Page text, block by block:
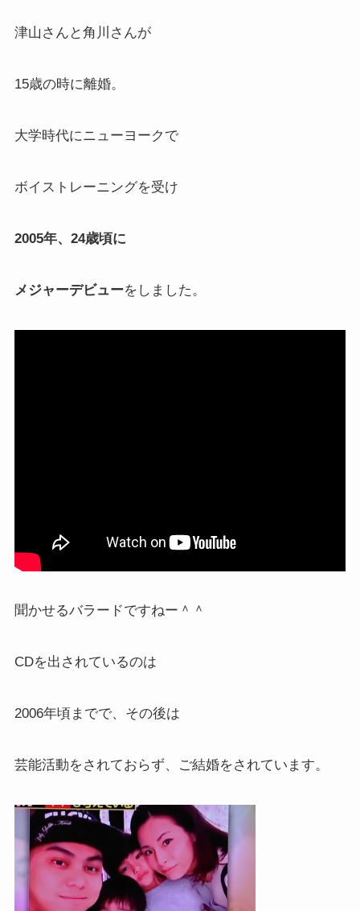
津山さんと角川さんが
15歳の時に離婚。
大学時代にニューヨークで
ボイストレーニングを受け
2005年、24歳頃に
メジャーデビューをしました。
聞かせるバラードですねー＾＾
CDを出されているのは
2006年頃までで、その後は
芸能活動をされておらず、ご結婚をされています。